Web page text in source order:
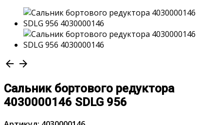
arrow_back arrow_forward
Сальник бортового редуктора
4030000146 SDLG 956